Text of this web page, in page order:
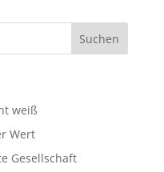
weiß
Wert
Gesellschaft